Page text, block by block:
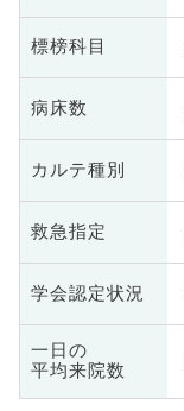
標榜科目
病床数
カルテ種別
救急指定
学会認定状況
一日の
平均来院数